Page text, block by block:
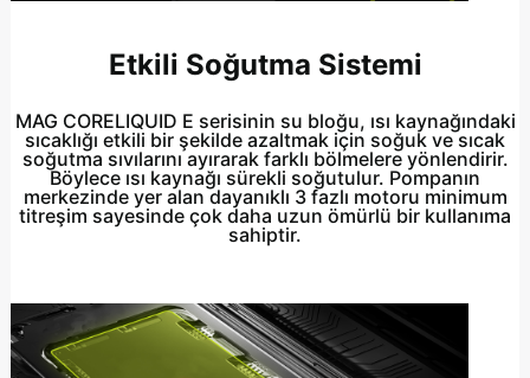
Etkili Soğutma Sistemi
MAG CORELIQUID E serisinin su bloğu, ısı kaynağındaki
sıcaklığı etkili bir şekilde azaltmak için soğuk ve sıcak
soğutma sıvılarını ayırarak farklı bölmelere yönlendirir.
Böylece ısı kaynağı sürekli soğutulur. Pompanın
merkezinde yer alan dayanıklı 3 fazlı motoru minimum
titreşim sayesinde çok daha uzun ömürlü bir kullanıma
sahiptir.